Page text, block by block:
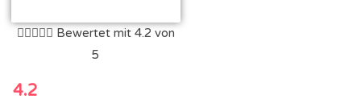
 Bewertet mit 4.2 von
5
4.2